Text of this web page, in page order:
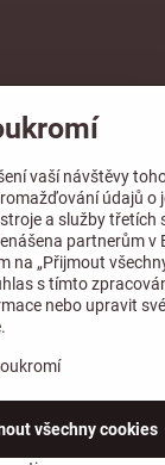
vaší návštěvy
údajů o
a služby třetích
partnerům v
na „Přijmout
s tímto
nebo upravit své
všechny cookies